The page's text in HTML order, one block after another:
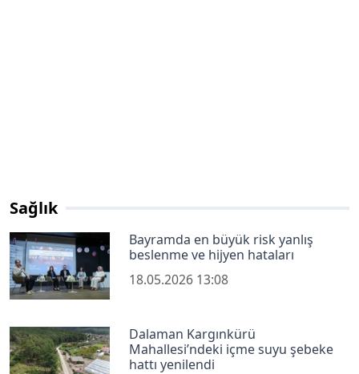
Sağlık
Bayramda en büyük risk yanlış
beslenme ve hijyen hataları
18.05.2026 13:08
Dalaman Kargınkürü
Mahallesi’ndeki içme suyu şebeke
hattı yenilendi